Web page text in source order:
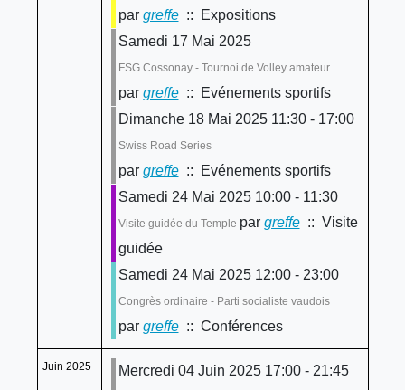
par greffe:: Expositions
Samedi 17 Mai 2025
FSG Cossonay - Tournoi de Volley amateur
par greffe:: Evénements sportifs
Dimanche 18 Mai 2025 11:30 - 17:00
Swiss Road Series
par greffe:: Evénements sportifs
Samedi 24 Mai 2025 10:00 - 11:30
Visite guidée du Temple par greffe:: Visite
guidée
Samedi 24 Mai 2025 12:00 - 23:00
Congrès ordinaire - Parti socialiste vaudois
par greffe:: Conférences
Juin 2025 Mercredi 04 Juin 2025 17:00 - 21:45